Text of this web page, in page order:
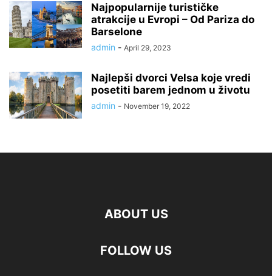
Najpopularnije turističke
atrakcije u Evropi – Od Pariza do
Barselone
admin - April 29, 2023
Najlepši dvorci Velsa koje vredi
posetiti barem jednom u životu
admin - November 19, 2022
ABOUT US
FOLLOW US